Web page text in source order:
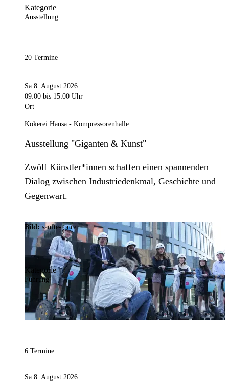
Kategorie
Ausstellung
20 Termine
Sa 8. August 2026
09:00 bis 15:00 Uhr
Ort
Kokerei Hansa - Kompressorenhalle
Ausstellung "Giganten & Kunst"
Zwölf Künstler*innen schaffen einen spannenden
Dialog zwischen Industriedenkmal, Geschichte und
Gegenwart.
Bild: sanfte-touren
Kategorie
Führung
6 Termine
Sa 8. August 2026